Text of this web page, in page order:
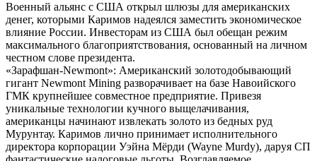
Военный альянс с США открыл шлюзы для американских
денег, которыми Каримов надеялся заместить экономическое
влияние России. Инвесторам из США был обещан режим
максимального благоприятствования, основанный на личном
честном слове президента.
«Зарафшан-Newmont»: Американский золотодобывающий
гигант Newmont Mining разворачивает на базе Навоийского
ГМК крупнейшее совместное предприятие. Привезя
уникальные технологии кучного выщелачивания,
американцы начинают извлекать золото из бедных руд
Мурунтау. Каримов лично принимает исполнительного
директора корпорации Уэйна Мёрди (Wayne Murdy), даруя СП